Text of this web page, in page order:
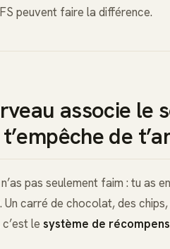
peuvent faire la différence.
associe le
de
pas seulement faim : tu as
carré de chocolat, des
le système de